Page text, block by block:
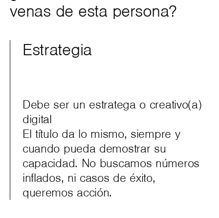
venas de esta persona?
Estrategia
Debe ser un estratega o creativo(a)
digital
El título da lo mismo, siempre y
cuando pueda demostrar su
capacidad. No buscamos números
inflados, ni casos de éxito,
queremos acción.